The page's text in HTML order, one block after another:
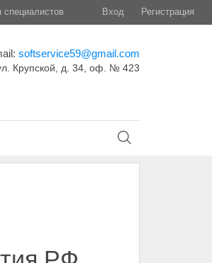
Вход Регистрация
softservice59@gmail.com
Крупской, д. 34, оф. № 423